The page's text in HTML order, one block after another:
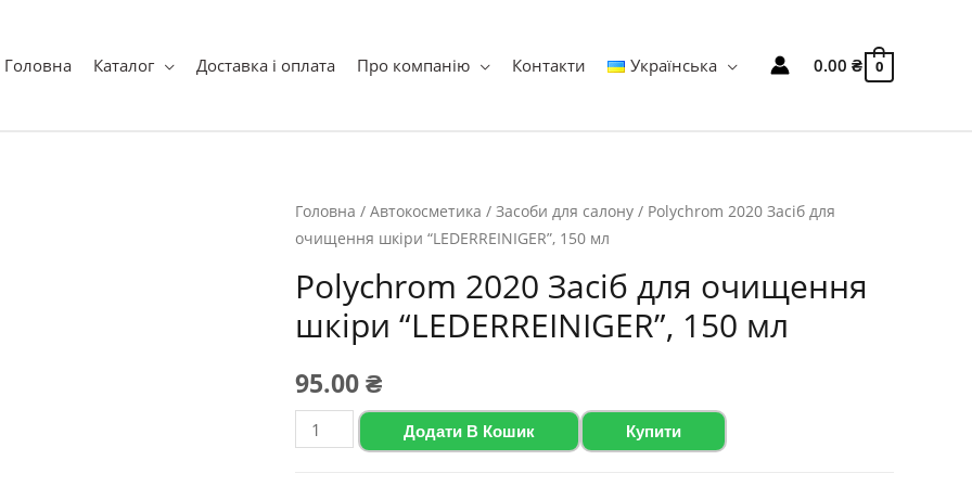
Головна Каталог Доставка і оплата Про компанію Контакти Українська 0.00 ₴ 0
Головна / Автокосметика / Засоби для салону / Polychrom 2020 Засіб для
очищення шкіри “LEDERREINIGER”, 150 мл
Polychrom 2020 Засіб для очищення
шкіри “LEDERREINIGER”, 150 мл
95.00₴
Polychrom
2020
Додати В Кошик Купити